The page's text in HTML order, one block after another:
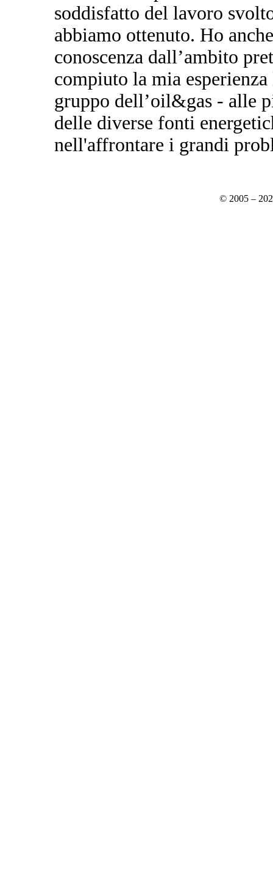
soddisfatto del lavoro
abbiamo ottenuto. Ho
conoscenza dall’ambito
compiuto la mia
gruppo dell’oil&gas - alle
delle diverse fonti
nell'affrontare i grandi
© 2005 –